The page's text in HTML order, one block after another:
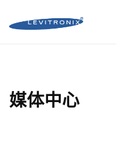
媒体中心